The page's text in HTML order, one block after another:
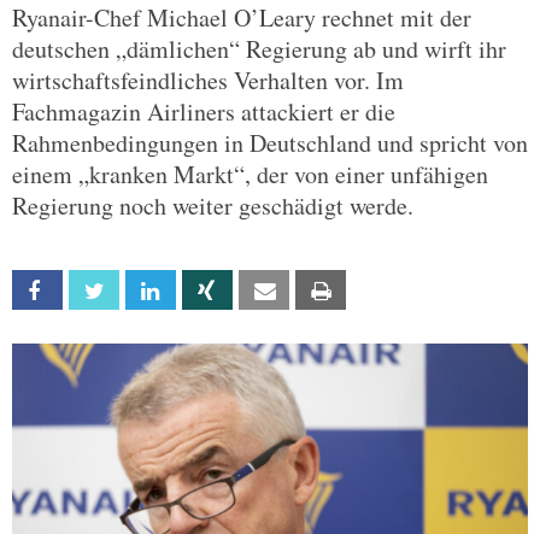
Ryanair-Chef Michael O’Leary rechnet mit der
deutschen „dämlichen“ Regierung ab und wirft ihr
wirtschaftsfeindliches Verhalten vor. Im
Fachmagazin Airliners attackiert er die
Rahmenbedingungen in Deutschland und spricht von
einem „kranken Markt“, der von einer unfähigen
Regierung noch weiter geschädigt werde.
Facebook Twitter Linkedin Xing Email